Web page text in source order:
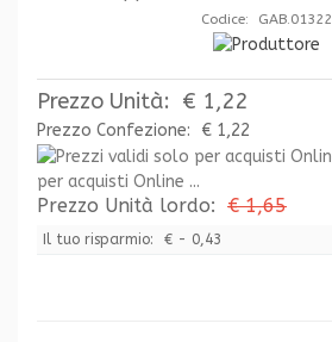
Codice: GAB.01322
Prezzo Unità: € 1,22
Prezzo Confezione:
€ 1,22
per acquisti Online ...
Prezzo Unità lordo: € 1,65
Il tuo risparmio: € - 0,43